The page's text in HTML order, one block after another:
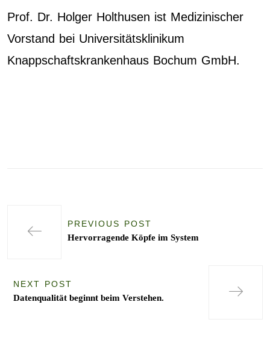
Prof. Dr. Holger Holthusen ist Medizinischer
Vorstand bei Universitätsklinikum
Knappschaftskrankenhaus Bochum GmbH.
PREVIOUS POST
Hervorragende Köpfe im System
NEXT POST
Datenqualität beginnt beim Verstehen.